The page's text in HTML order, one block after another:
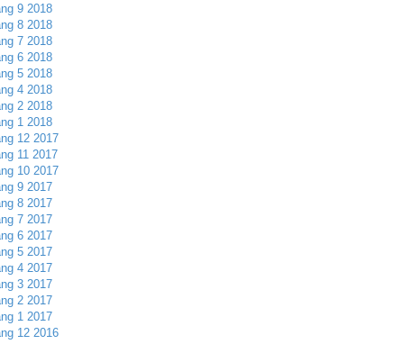
9 2018
8 2018
7 2018
6 2018
5 2018
4 2018
2 2018
1 2018
12 2017
11 2017
10 2017
9 2017
8 2017
7 2017
6 2017
5 2017
4 2017
3 2017
2 2017
1 2017
12 2016